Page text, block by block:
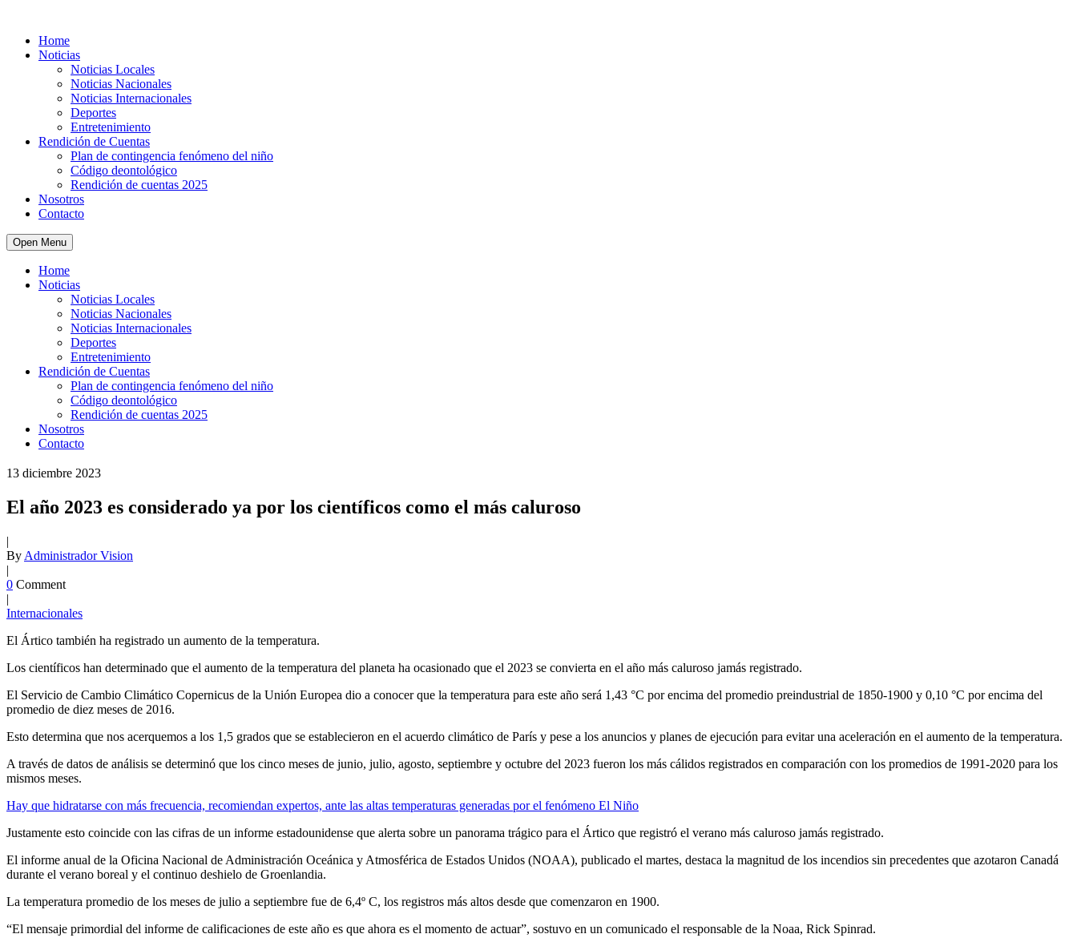
Home
Noticias
Noticias Locales
Noticias Nacionales
Noticias Internacionales
Deportes
Entretenimiento
Rendición de Cuentas
Plan de contingencia fenómeno del niño
Código deontológico
Rendición de cuentas 2025
Nosotros
Contacto
Open Menu
Home
Noticias
Noticias Locales
Noticias Nacionales
Noticias Internacionales
Deportes
Entretenimiento
Rendición de Cuentas
Plan de contingencia fenómeno del niño
Código deontológico
Rendición de cuentas 2025
Nosotros
Contacto
13 diciembre 2023
El año 2023 es considerado ya por los científicos como el más caluroso
|
By Administrador Vision
|
0 Comment
|
Internacionales
El Ártico también ha registrado un aumento de la temperatura.
Los científicos han determinado que el aumento de la temperatura del planeta ha ocasionado que el 2023 se convierta en el año más caluroso jamás registrado.
El Servicio de Cambio Climático Copernicus de la Unión Europea dio a conocer que la temperatura para este año será 1,43 °C por encima del promedio preindustrial de 1850-1900 y 0,10 °C por encima del
promedio de diez meses de 2016.
Esto determina que nos acerquemos a los 1,5 grados que se establecieron en el acuerdo climático de París y pese a los anuncios y planes de ejecución para evitar una aceleración en el aumento de la temperatura.
A través de datos de análisis se determinó que los cinco meses de junio, julio, agosto, septiembre y octubre del 2023 fueron los más cálidos registrados en comparación con los promedios de 1991-2020 para los
mismos meses.
Hay que hidratarse con más frecuencia, recomiendan expertos, ante las altas temperaturas generadas por el fenómeno El Niño
Justamente esto coincide con las cifras de un informe estadounidense que alerta sobre un panorama trágico para el Ártico que registró el verano más caluroso jamás registrado.
El informe anual de la Oficina Nacional de Administración Oceánica y Atmosférica de Estados Unidos (NOAA), publicado el martes, destaca la magnitud de los incendios sin precedentes que azotaron Canadá
durante el verano boreal y el continuo deshielo de Groenlandia.
La temperatura promedio de los meses de julio a septiembre fue de 6,4º C, los registros más altos desde que comenzaron en 1900.
“El mensaje primordial del informe de calificaciones de este año es que ahora es el momento de actuar”, sostuvo en un comunicado el responsable de la Noaa, Rick Spinrad.